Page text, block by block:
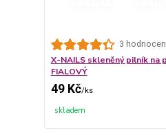
3
X-NAILS skleněný pilník na
FIALOVÝ
49 Kč/ks
skladem